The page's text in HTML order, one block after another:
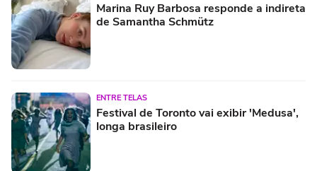
Marina Ruy Barbosa responde a indireta
de Samantha Schmütz
ENTRE TELAS
Festival de Toronto vai exibir 'Medusa',
longa brasileiro